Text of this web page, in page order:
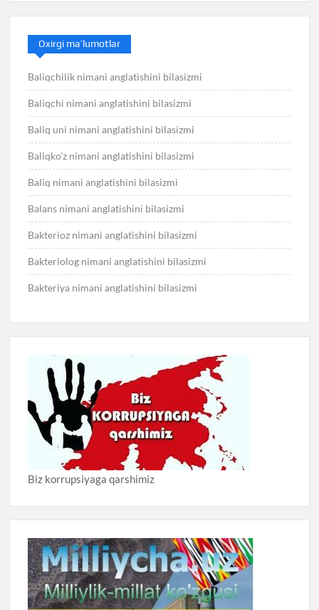
Oxirgi ma’lumotlar
Baliqchilik nimani anglatishini bilasizmi
Baliqchi nimani anglatishini bilasizmi
Baliq uni nimani anglatishini bilasizmi
Baliqko’z nimani anglatishini bilasizmi
Baliq nimani anglatishini bilasizmi
Balans nimani anglatishini bilasizmi
Bakterioz nimani anglatishini bilasizmi
Bakteriolog nimani anglatishini bilasizmi
Bakteriya nimani anglatishini bilasizmi
Biz korrupsiyaga qarshimiz